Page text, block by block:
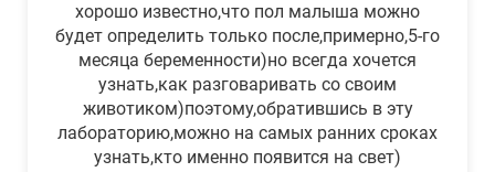
хорошо известно,что пол малыша можно
будет определить только после,примерно,5-го
месяца беременности)но всегда хочется
узнать,как разговаривать со своим
животиком)поэтому,обратившись в эту
лабораторию,можно на самых ранних сроках
узнать,кто именно появится на свет)